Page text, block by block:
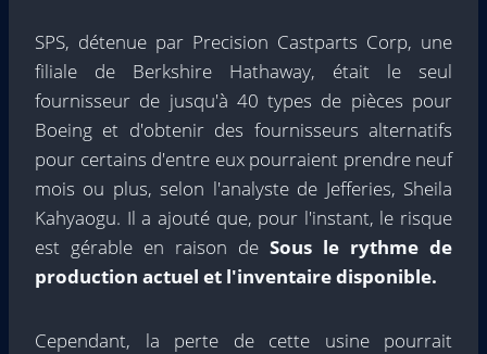
SPS, détenue par Precision Castparts Corp, une
filiale de Berkshire Hathaway, était le seul
fournisseur de jusqu'à 40 types de pièces pour
Boeing et d'obtenir des fournisseurs alternatifs
pour certains d'entre eux pourraient prendre neuf
mois ou plus, selon l'analyste de Jefferies, Sheila
Kahyaogu. Il a ajouté que, pour l'instant, le risque
est gérable en raison de Sous le rythme de
production actuel et l'inventaire disponible.
Cependant, la perte de cette usine pourrait